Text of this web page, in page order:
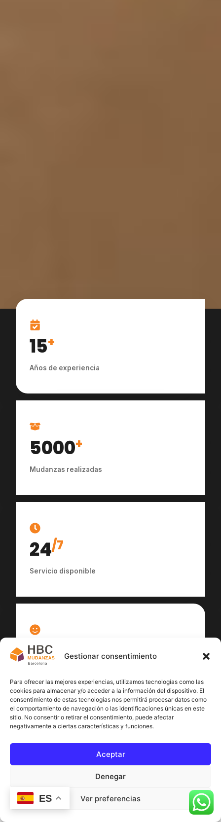
Gestionar consentimiento
Para ofrecer las mejores experiencias, utilizamos tecnologías como las
cookies para almacenar y/o acceder a la información del dispositivo. El
consentimiento de estas tecnologías nos permitirá procesar datos como
el comportamiento de navegación o las identificaciones únicas en este
sitio. No consentir o retirar el consentimiento, puede afectar
negativamente a ciertas características y funciones.
Aceptar
Denegar
Ver preferencias
15+
Años de experiencia
5000+
Mudanzas realizadas
24/7
Servicio disponible
100
ES